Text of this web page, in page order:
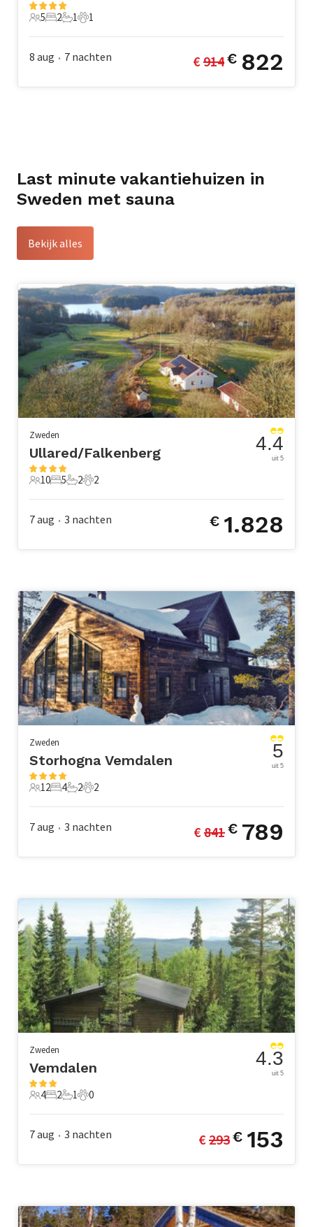
5 Gasten
5
2 Slaapkamers
2
1 Badkamer
1
1 Huisdier
1
8 aug • 7 nachten € 914€ 822
Last minute vakantiehuizen in
Sweden met sauna
Bekijk alles
Zweden
Ullared/Falkenberg
10 Gasten
10
5 Slaapkamers
5
2 Badkamers
2
2 Huisdieren
2
4.4
uit 5
7 aug • 3 nachten € 1.828
Zweden
Storhogna Vemdalen
12 Gasten
12
4 Slaapkamers
4
2 Badkamers
2
2 Huisdieren
2
5
uit 5
7 aug • 3 nachten € 841€ 789
Zweden
Vemdalen
4 Gasten
4
2 Slaapkamers
2
1 Badkamer
1
0 Huisdieren
0
4.3
uit 5
7 aug • 3 nachten € 293€ 153